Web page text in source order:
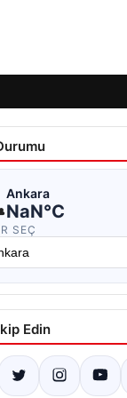
Ankara
NaN°C
SEÇ
Edin